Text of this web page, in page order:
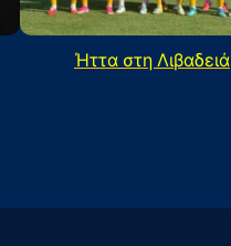
Ήττα στη Λιβαδειά